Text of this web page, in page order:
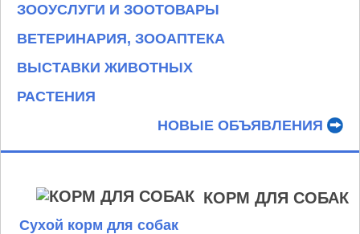
ЗООУСЛУГИ И ЗООТОВАРЫ
ВЕТЕРИНАРИЯ, ЗООАПТЕКА
ВЫСТАВКИ ЖИВОТНЫХ
РАСТЕНИЯ
НОВЫЕ ОБЪЯВЛЕНИЯ
КОРМ ДЛЯ СОБАК
Сухой корм для собак